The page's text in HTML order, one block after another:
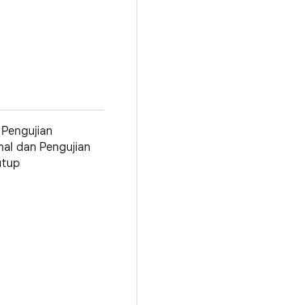
dan Pengujian